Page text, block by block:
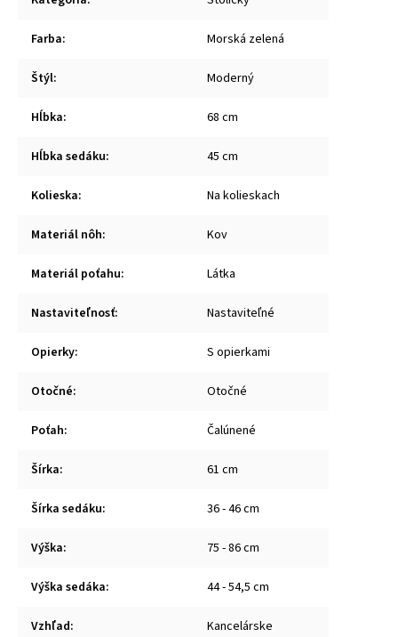
Farba: Morská zelená
Štýl: Moderný
Hĺbka: 68 cm
Hĺbka sedáku: 45 cm
Kolieska: Na kolieskach
Materiál nôh: Kov
Materiál poťahu: Látka
Nastaviteľnosť: Nastaviteľné
Opierky: S opierkami
Otočné: Otočné
Poťah: Čalúnené
Šírka: 61 cm
Šírka sedáku: 36 - 46 cm
Výška: 75 - 86 cm
Výška sedáka: 44 - 54,5 cm
Vzhľad: Kancelárske